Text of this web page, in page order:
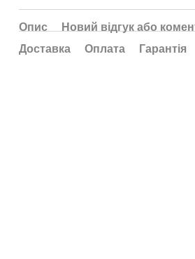
Опис
Новий відгук або
Доставка
Оплата Гарантія